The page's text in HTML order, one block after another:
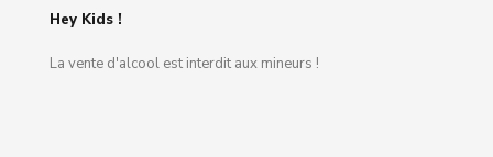
Hey Kids !
La vente d'alcool est interdit aux mineurs !